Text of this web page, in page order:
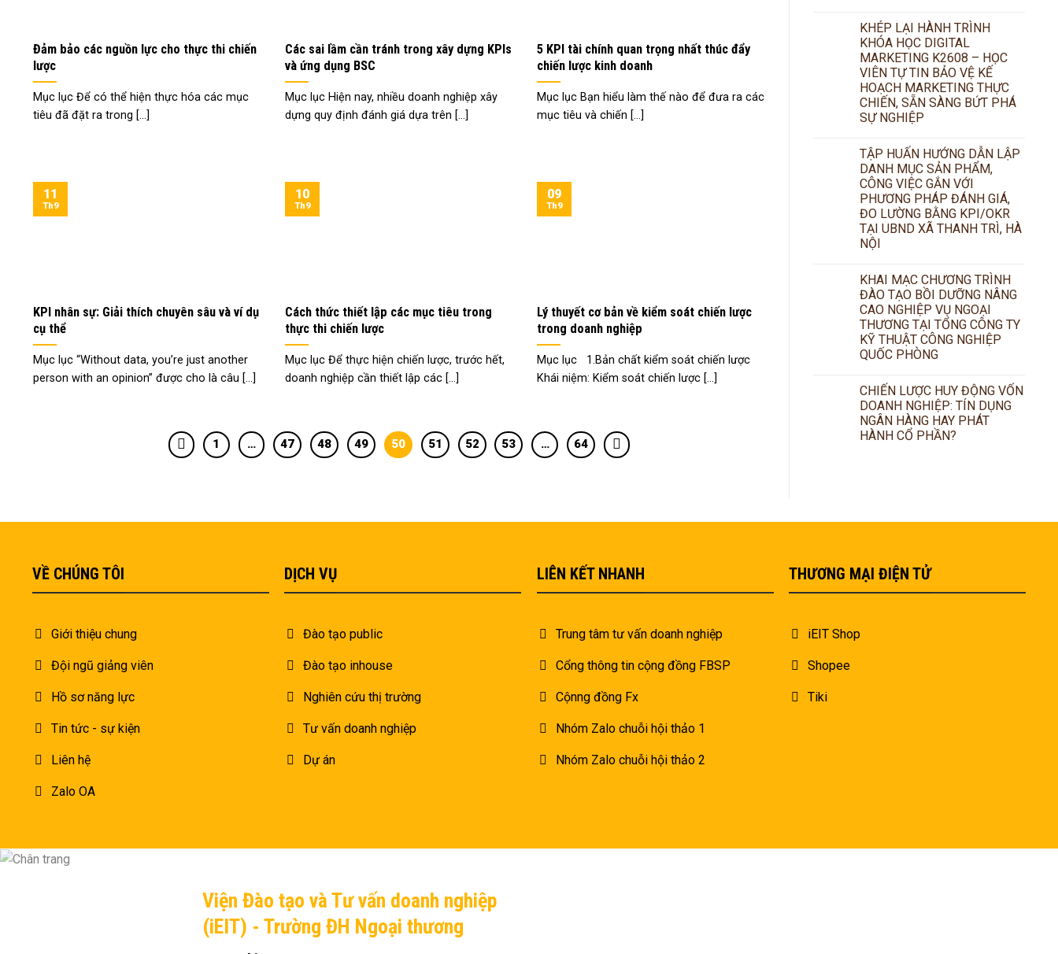
Đảm bảo các nguồn lực cho thực thi chiến
lược
Mục lục Để có thể hiện thực hóa các mục
tiêu đã đặt ra trong [...]
Các sai lầm cần tránh trong xây dựng KPIs
và ứng dụng BSC
Mục lục Hiện nay, nhiều doanh nghiệp xây
dựng quy định đánh giá dựa trên [...]
5 KPI tài chính quan trọng nhất thúc đẩy
chiến lược kinh doanh
Mục lục Bạn hiểu làm thế nào để đưa ra các
mục tiêu và chiến [...]
KPI nhân sự: Giải thích chuyên sâu và ví dụ
cụ thể
Mục lục “Without data, you’re just another
person with an opinion” được cho là câu [...]
11
Th9
Cách thức thiết lập các mục tiêu trong
thực thi chiến lược
Mục lục Để thực hiện chiến lược, trước hết,
doanh nghiệp cần thiết lập các [...]
10
Th9
Lý thuyết cơ bản về kiểm soát chiến lược
trong doanh nghiệp
Mục lục 1.Bản chất kiểm soát chiến lược
Khái niệm: Kiểm soát chiến lược [...]
09
Th9
1 … 47 48 49 50 51 52 53 … 64
KHÉP LẠI HÀNH TRÌNH
KHÓA HỌC DIGITAL
MARKETING K2608 – HỌC
VIÊN TỰ TIN BẢO VỆ KẾ
HOẠCH MARKETING THỰC
CHIẾN, SẴN SÀNG BỨT PHÁ
SỰ NGHIỆP
TẬP HUẤN HƯỚNG DẪN LẬP
DANH MỤC SẢN PHẨM,
CÔNG VIỆC GẮN VỚI
PHƯƠNG PHÁP ĐÁNH GIÁ,
ĐO LƯỜNG BẰNG KPI/OKR
TẠI UBND XÃ THANH TRÌ, HÀ
NỘI
KHAI MẠC CHƯƠNG TRÌNH
ĐÀO TẠO BỒI DƯỠNG NÂNG
CAO NGHIỆP VỤ NGOẠI
THƯƠNG TẠI TỔNG CÔNG TY
KỸ THUẬT CÔNG NGHIỆP
QUỐC PHÒNG
CHIẾN LƯỢC HUY ĐỘNG VỐN
DOANH NGHIỆP: TÍN DỤNG
NGÂN HÀNG HAY PHÁT
HÀNH CỔ PHẦN?
VỀ CHÚNG TÔI
Giới thiệu chung
Đội ngũ giảng viên
Hồ sơ năng lực
Tin tức - sự kiện
Liên hệ
Zalo OA
DỊCH VỤ
Đào tạo public
Đào tạo inhouse
Nghiên cứu thị trường
Tư vấn doanh nghiệp
Dự án
LIÊN KẾT NHANH
Trung tâm tư vấn doanh nghiệp
Cổng thông tin cộng đồng FBSP
Cộnng đồng Fx
Nhóm Zalo chuỗi hội thảo 1
Nhóm Zalo chuỗi hội thảo 2
THƯƠNG MẠI ĐIỆN TỬ
iEIT Shop
Shopee
Tiki
Viện Đào tạo và Tư vấn doanh nghiệp
(iEIT) - Trường ĐH Ngoại thương